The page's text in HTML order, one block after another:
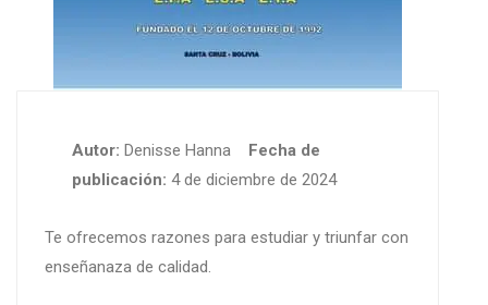
Autor: Denisse Hanna Fecha de
publicación: 4 de diciembre de 2024
Te ofrecemos razones para estudiar y triunfar con
enseñanaza de calidad.